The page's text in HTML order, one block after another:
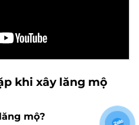
khi xây lăng mộ
mộ?